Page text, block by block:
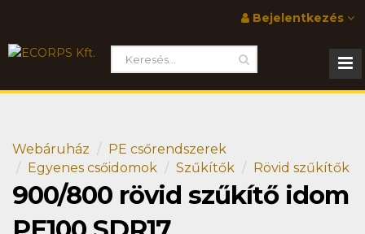
Bejelentkezés
Webáruház
PE csőrendszerek
Egyenes csőidomok
Szűkítők Rövid szűkítők
900/800 rövid szűkítő idom